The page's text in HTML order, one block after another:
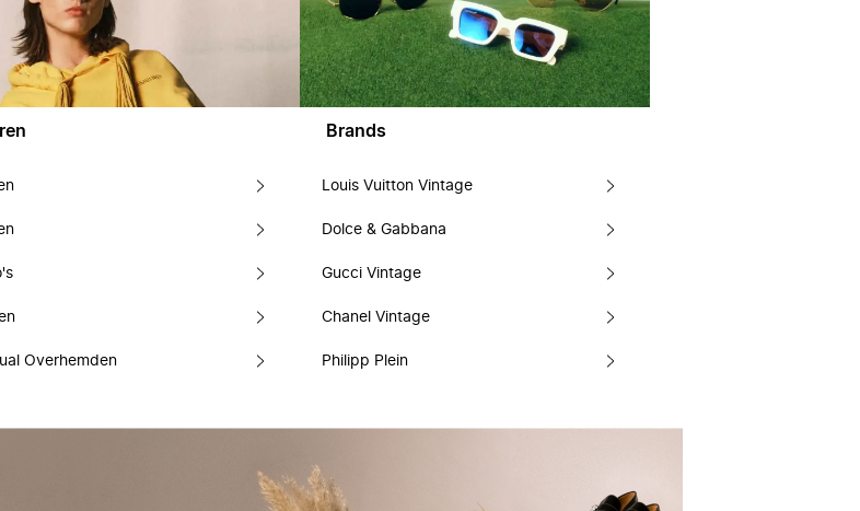
Overhemden
Brands
Louis Vuitton Vintage
Dolce & Gabbana
Gucci Vintage
Chanel Vintage
Philipp Plein